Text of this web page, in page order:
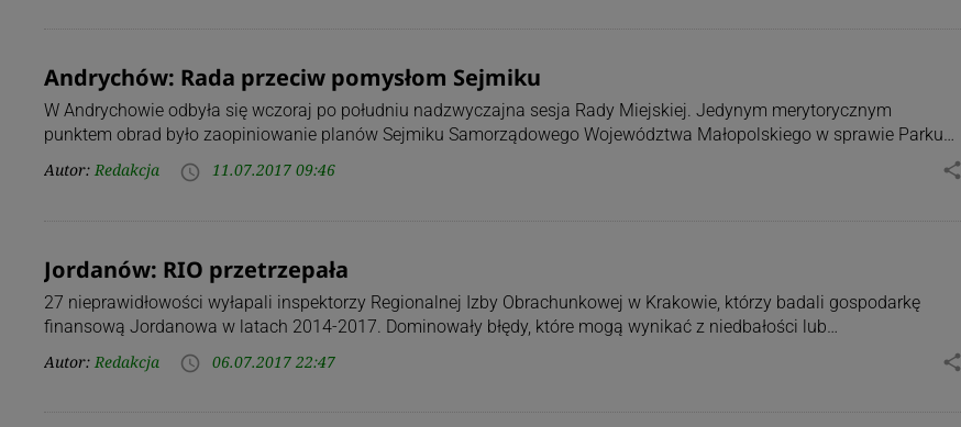
Andrychów: Rada przeciw pomysłom Sejmiku
W Andrychowie odbyła się wczoraj po południu nadzwyczajna sesja Rady Miejskiej. Jedynym merytorycznym
punktem obrad było zaopiniowanie planów Sejmiku Samorządowego Województwa Małopolskiego w sprawie Parku…
Autor: Redakcja access_time 11.07.2017 09:46 share
Jordanów: RIO przetrzepała
27 nieprawidłowości wyłapali inspektorzy Regionalnej Izby Obrachunkowej w Krakowie, którzy badali gospodarkę
finansową Jordanowa w latach 2014-2017. Dominowały błędy, które mogą wynikać z niedbałości lub…
Autor: Redakcja access_time 06.07.2017 22:47 share